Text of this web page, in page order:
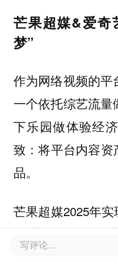
芒果超媒&爱奇
梦”
作为网络视频的平
一个依托综艺流量
下乐园做体验经
致：将平台内容资
品。
芒果超媒2025年实
同比下降1.89%
利润12.27亿元，
写评论...